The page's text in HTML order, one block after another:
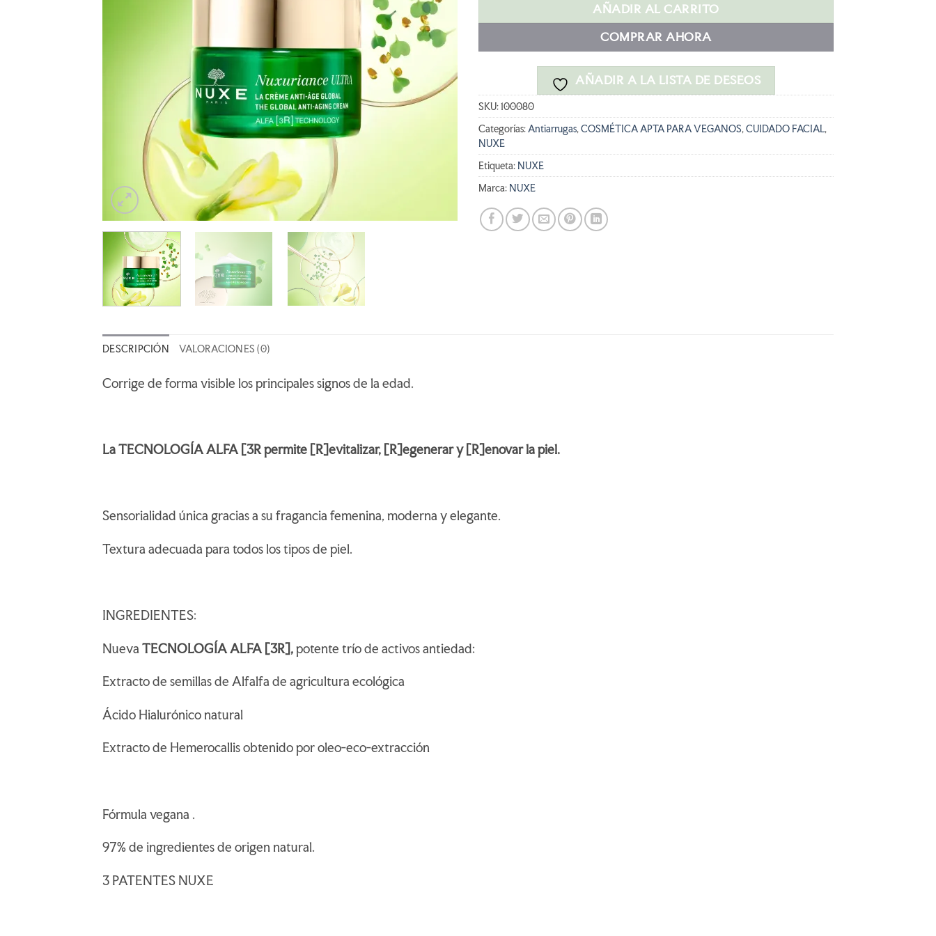
67,50 €.
es:
54,00 €.
AÑADIR AL CARRITO
COMPRAR AHORA
AÑADIR A LA LISTA DE DESEOS
SKU:100080
Categorías: Antiarrugas, COSMÉTICA APTA PARA VEGANOS, CUIDADO FACIAL,
NUXE
Etiqueta: NUXE
Marca: NUXE
DESCRIPCIÓN VALORACIONES (0)
Corrige de forma visible los principales signos de la edad.
La TECNOLOGÍA ALFA [3R permite [R]evitalizar, [R]egenerar y [R]enovar la piel.
Sensorialidad única gracias a su fragancia femenina, moderna y elegante.
Textura adecuada para todos los tipos de piel.
INGREDIENTES:
Nueva TECNOLOGÍA ALFA [3R],potente trío de activos antiedad:
Extracto de semillas de Alfalfa de agricultura ecológica
Ácido Hialurónico natural
Extracto de Hemerocallis obtenido por oleo-eco-extracción
Fórmula vegana .
97% de ingredientes de origen natural.
3 PATENTES NUXE